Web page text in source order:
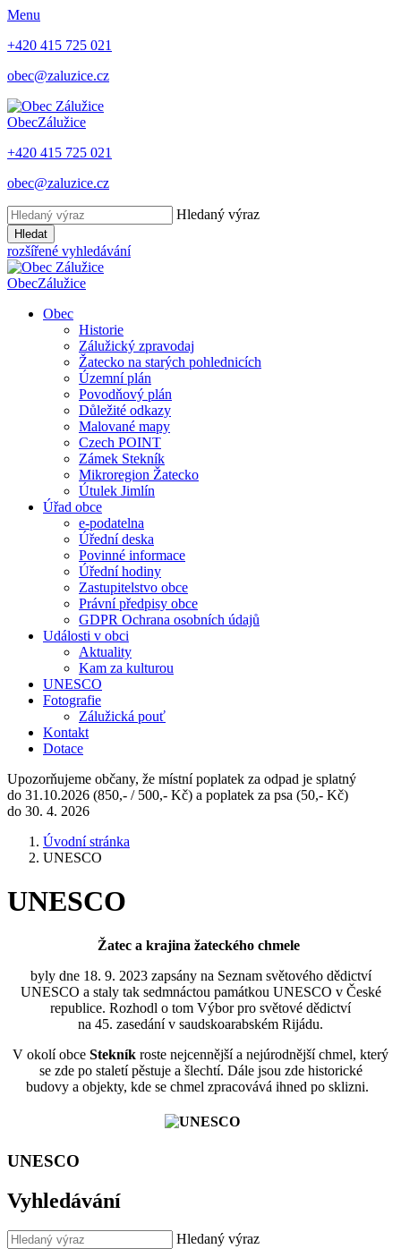
Menu
+420 415 725 021
obec@zaluzice.cz
ObecZálužice
+420 415 725 021
obec@zaluzice.cz
Hledaný výraz
Hledat
rozšířené vyhledávání
ObecZálužice
Obec
Historie
Zálužický zpravodaj
Žatecko na starých pohlednicích
Územní plán
Povodňový plán
Důležité odkazy
Malované mapy
Czech POINT
Zámek Stekník
Mikroregion Žatecko
Útulek Jimlín
Úřad obce
e-podatelna
Úřední deska
Povinné informace
Úřední hodiny
Zastupitelstvo obce
Právní předpisy obce
GDPR Ochrana osobních údajů
Události v obci
Aktuality
Kam za kulturou
UNESCO
Fotografie
Zálužická pouť
Kontakt
Dotace
Upozorňujeme občany, že místní poplatek za odpad je splatný
do 31.10.2026 (850,- / 500,- Kč) a poplatek za psa (50,- Kč)
do 30. 4. 2026
Úvodní stránka
UNESCO
UNESCO
Žatec a krajina žateckého chmele
byly dne 18. 9. 2023 zapsány na Seznam světového dědictví
UNESCO a staly tak sedmnáctou památkou UNESCO v České
republice. Rozhodl o tom Výbor pro světové dědictví
na 45. zasedání v saudskoarabském Rijádu.
V okolí obce Stekník roste nejcennější a nejúrodnější chmel, který
se zde po staletí pěstuje a šlechtí. Dále jsou zde historické
budovy a objekty, kde se chmel zpracovává ihned po sklizni.
UNESCO
Vyhledávání
Hledaný výraz